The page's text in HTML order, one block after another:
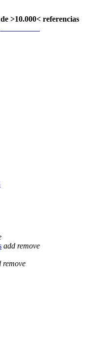
>10.000< referencias
add remove
remove